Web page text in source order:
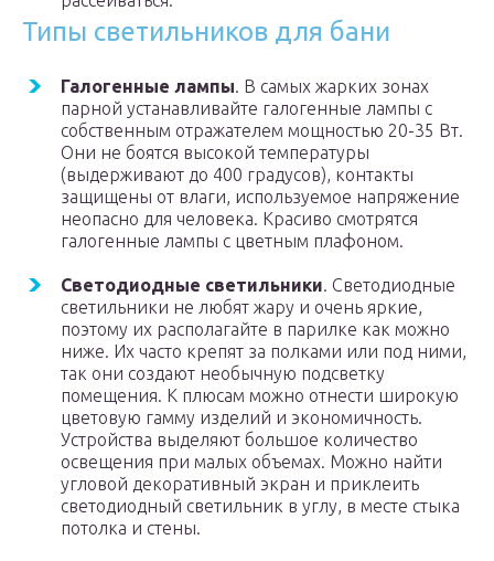
Типы светильников для бани
Галогенные лампы. В самых жарких зонах
парной устанавливайте галогенные лампы с
собственным отражателем мощностью 20-35 Вт.
Они не боятся высокой температуры
(выдерживают до 400 градусов), контакты
защищены от влаги, используемое напряжение
неопасно для человека. Красиво смотрятся
галогенные лампы с цветным плафоном.
Светодиодные светильники. Светодиодные
светильники не любят жару и очень яркие,
поэтому их располагайте в парилке как можно
ниже. Их часто крепят за полками или под ними,
так они создают необычную подсветку
помещения. К плюсам можно отнести широкую
цветовую гамму изделий и экономичность.
Устройства выделяют большое количество
освещения при малых объемах. Можно найти
угловой декоративный экран и приклеить
светодиодный светильник в углу, в месте стыка
потолка и стены.